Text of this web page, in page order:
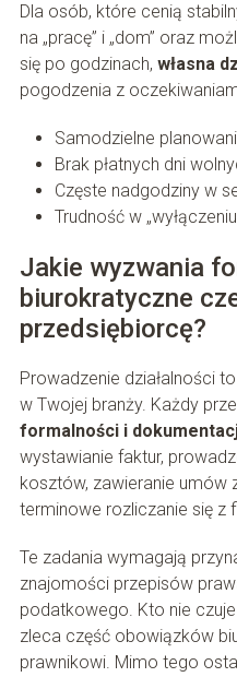
Dla osób, które cenią
na „pracę” i „dom” oraz
się po godzinach, własna
pogodzenia z
Samodzielne
Brak płatnych dni
Częste nadgodziny w
Trudność w
Jakie wyzwania
biurokratyczne
przedsiębiorcę?
Prowadzenie działalności
w Twojej branży. Każdy
formalności i
wystawianie faktur,
kosztów, zawieranie umów
terminowe rozliczanie się z
Te zadania wymagają
znajomości przepisów
podatkowego. Kto nie
zleca część obowiązków
prawnikowi. Mimo tego